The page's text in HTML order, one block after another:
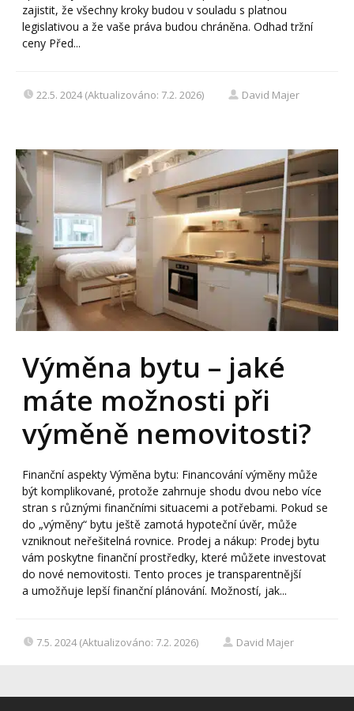
zajistit, že všechny kroky budou v souladu s platnou
legislativou a že vaše práva budou chráněna. Odhad tržní
ceny Před...
22.5. 2024 (Aktualizováno: 7.2. 2026) David Majer
Výměna bytu – jaké
máte možnosti při
výměně nemovitosti?
Finanční aspekty Výměna bytu: Financování výměny může
být komplikované, protože zahrnuje shodu dvou nebo více
stran s různými finančními situacemi a potřebami. Pokud se
do „výměny“ bytu ještě zamotá hypoteční úvěr, může
vzniknout neřešitelná rovnice. Prodej a nákup: Prodej bytu
vám poskytne finanční prostředky, které můžete investovat
do nové nemovitosti. Tento proces je transparentnější
a umožňuje lepší finanční plánování. Možností, jak...
7.5. 2024 (Aktualizováno: 7.2. 2026) David Majer